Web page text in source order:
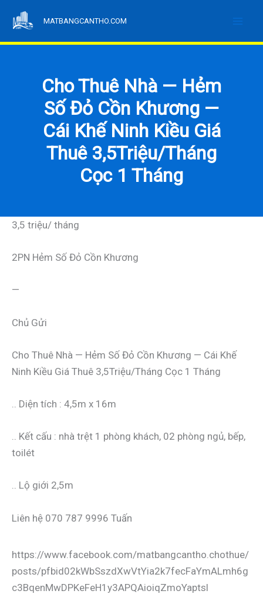
nội
MATBANGCANTHO.COM
Cho Thuê Nhà — Hẻm
Số Đỏ Cồn Khương —
Cái Khế Ninh Kiều Giá
Thuê 3,5Triệu/Tháng
Cọc 1 Tháng
3,5 triệu/ tháng
2PN Hẻm Số Đỏ Cồn Khương
—
Chủ Gửi
Cho Thuê Nhà — Hẻm Số Đỏ Cồn Khương — Cái Khế
Ninh Kiều Giá Thuê 3,5Triệu/Tháng Cọc 1 Tháng
.. Diện tích : 4,5m x 16m
.. Kết cấu : nhà trệt 1 phòng khách, 02 phòng ngủ, bếp,
toilét
.. Lộ giới 2,5m
Liên hệ 070 787 9996 Tuấn
https://www.facebook.com/matbangcantho.chothue/
posts/pfbid02kWbSszdXwVtYia2k7fecFaYmALmh6g
c3BqenMwDPKeFeH1y3APQAioiqZmoYaptsl